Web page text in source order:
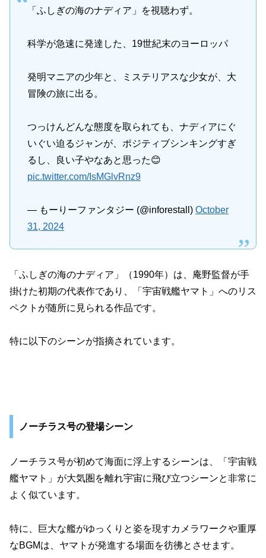
「ふしぎの海のナディア」を視聴わず。
科学が急速に発達した、19世紀末のヨーロッパ
発明マニアの少年と、ミステリアスな少女が、大
冒険の旅に出る。
つっけんどんな態度を取られても、ナディアにぐ
いぐい迫るジャンが、ポジティブシンキングすぎ
るし、良い子やなあと思った😊
pic.twitter.com/IsMGlvRnz9
— もーりーファンタジー (@inforestall) October
31, 2024
「ふしぎの海のナディア」（1990年）は、庵野監督が手
掛けた初期の代表作であり、「宇宙戦艦ヤマト」へのリス
ペクトが随所に見られる作品です。
特に以下のシーンが指摘されています。
ノーチラス号の登場シーン
ノーチラス号が初めて海面に浮上するシーンは、「宇宙戦
艦ヤマト」が大気圏を離れ宇宙に飛び立つシーンと非常に
よく似ています。
特に、巨大な艦がゆっくりと姿を現すカメラワークや重厚
なBGMは、ヤマトが発進する場面を彷彿とさせます。